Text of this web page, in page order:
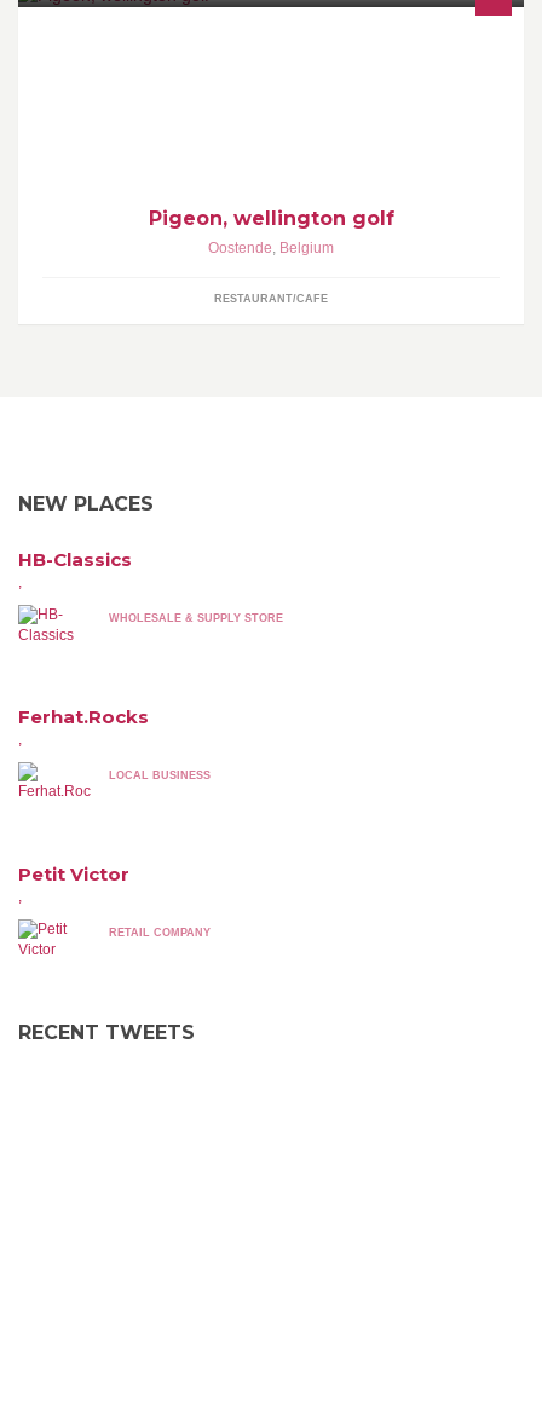
Pigeon, wellington golf
Oostende, Belgium
RESTAURANT/CAFE
NEW PLACES
HB-Classics
,
WHOLESALE & SUPPLY STORE
Ferhat.Rocks
,
LOCAL BUSINESS
Petit Victor
,
RETAIL COMPANY
RECENT TWEETS